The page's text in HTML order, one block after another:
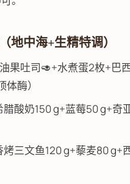
地中海+生精特调）
果吐司🥑+水煮蛋2枚+巴
酶）
酸奶150 g+蓝莓50 g+奇
三文鱼120 g+藜麦80 g+